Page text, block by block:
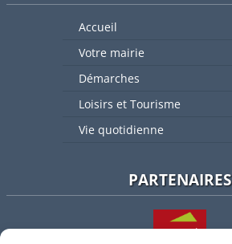
Accueil
Votre mairie
Démarches
Loisirs et Tourisme
Vie quotidienne
PARTENAIRES